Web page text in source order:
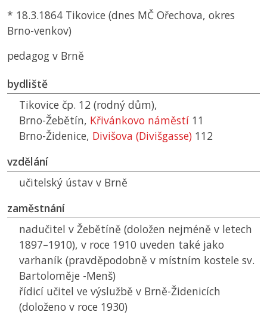
* 18.3.1864 Tikovice (dnes MČ Ořechova, okres
Brno-venkov)
pedagog v Brně
bydliště
Tikovice čp. 12 (rodný dům),
Brno-Žebětín, Křivánkovo náměstí 11
Brno-Židenice, Divišova (Divišgasse) 112
vzdělání
učitelský ústav v Brně
zaměstnání
nadučitel v Žebětíně (doložen nejméně v letech
1897–1910), v roce 1910 uveden také jako
varhaník (pravděpodobně v místním kostele sv.
Bartoloměje -Menš)
řídicí učitel ve výslužbě v Brně-Židenicích
(doloženo v roce 1930)